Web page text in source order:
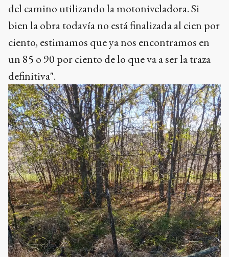
del camino utilizando la motoniveladora. Si
bien la obra todavía no está finalizada al cien por
ciento, estimamos que ya nos encontramos en
un 85 o 90 por ciento de lo que va a ser la traza
definitiva".